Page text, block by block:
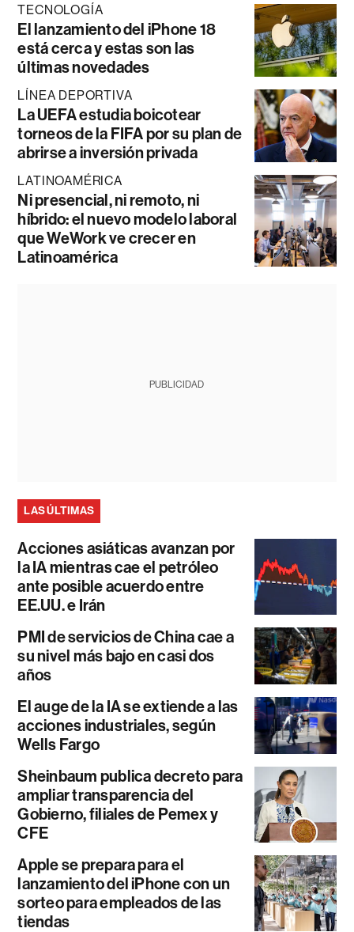
TECNOLOGÍA
El lanzamiento del iPhone 18
está cerca y estas son las
últimas novedades
LÍNEA DEPORTIVA
La UEFA estudia boicotear
torneos de la FIFA por su plan de
abrirse a inversión privada
LATINOAMÉRICA
Ni presencial, ni remoto, ni
híbrido: el nuevo modelo laboral
que WeWork ve crecer en
Latinoamérica
PUBLICIDAD
LAS ÚLTIMAS
Acciones asiáticas avanzan por
la IA mientras cae el petróleo
ante posible acuerdo entre
EE.UU. e Irán
PMI de servicios de China cae a
su nivel más bajo en casi dos
años
El auge de la IA se extiende a las
acciones industriales, según
Wells Fargo
Sheinbaum publica decreto para
ampliar transparencia del
Gobierno, filiales de Pemex y
CFE
Apple se prepara para el
lanzamiento del iPhone con un
sorteo para empleados de las
tiendas